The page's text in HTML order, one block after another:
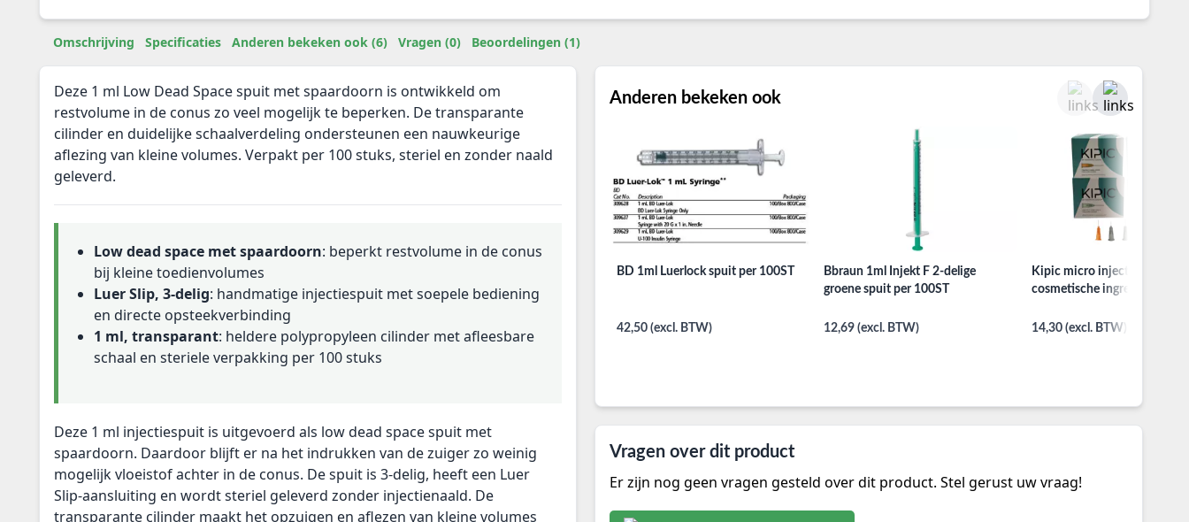
Omschrijving Specificaties Anderen bekeken ook (6) Vragen (0) Beoordelingen (1)
Deze 1 ml Low Dead Space spuit met spaardoorn is ontwikkeld om
restvolume in de conus zo veel mogelijk te beperken. De transparante
cilinder en duidelijke schaalverdeling ondersteunen een nauwkeurige
aflezing van kleine volumes. Verpakt per 100 stuks, steriel en zonder naald
geleverd.
Low dead space met spaardoorn: beperkt restvolume in de conus
bij kleine toedienvolumes
Luer Slip, 3-delig: handmatige injectiespuit met soepele bediening
en directe opsteekverbinding
1 ml, transparant: heldere polypropyleen cilinder met afleesbare
schaal en steriele verpakking per 100 stuks
Deze 1 ml injectiespuit is uitgevoerd als low dead space spuit met
spaardoorn. Daardoor blijft er na het indrukken van de zuiger zo weinig
mogelijk vloeistof achter in de conus. De spuit is 3-delig, heeft een Luer
Slip-aansluiting en wordt steriel geleverd zonder injectienaald. De
transparante cilinder maakt het opzuigen en aflezen van kleine volumes
Anderen bekeken ook
BD 1ml Luerlock spuit per 100ST
42,50 (excl. BTW)
Bbraun 1ml Injekt F 2-delige
groene spuit per 100ST
12,69 (excl. BTW)
Kipic micro injectienaalden
cosmetische ingrepen per
14,30 (excl. BTW)
Vragen over dit product
Er zijn nog geen vragen gesteld over dit product. Stel gerust uw vraag!